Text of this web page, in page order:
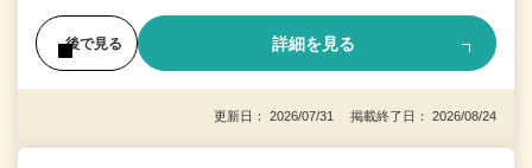
後で見る 詳細を見る
更新日： 2026/07/31 掲載終了日： 2026/08/24